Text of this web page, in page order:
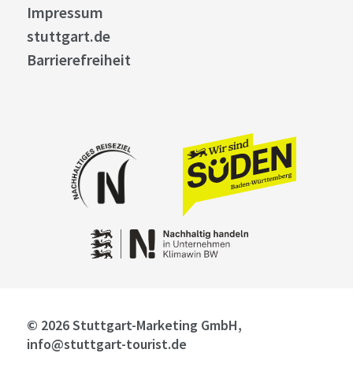
Impressum
stuttgart.de
Barrierefreiheit
© 2026 Stuttgart-Marketing GmbH,
info@stuttgart-tourist.de